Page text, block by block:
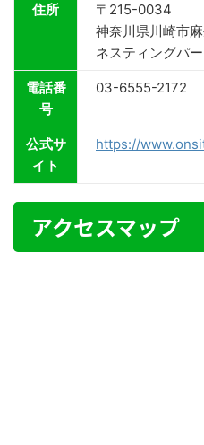
住所
〒215-0034
神奈川県川崎市
ネスティングパ
電話番
号
03-6555-2172
公式サ
イト
https://
アクセスマップ